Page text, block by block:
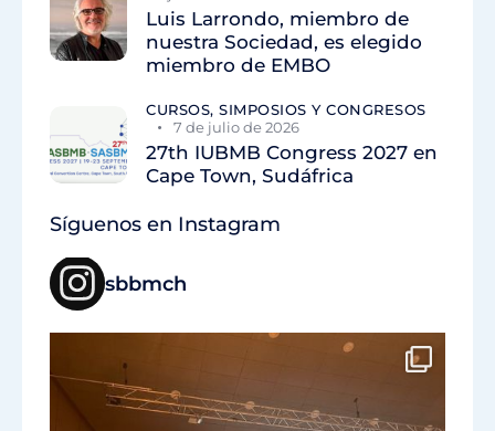
Luis Larrondo, miembro de
nuestra Sociedad, es elegido
miembro de EMBO
CURSOS, SIMPOSIOS Y CONGRESOS
7 de julio de 2026
27th IUBMB Congress 2027 en
Cape Town, Sudáfrica
Síguenos en Instagram
sbbmch